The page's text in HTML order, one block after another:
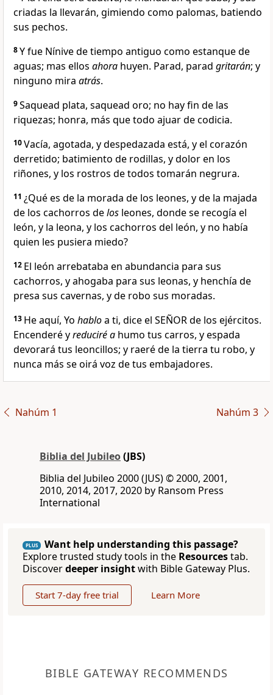
criadas la llevarán, gimiendo como palomas, batiendo
sus pechos.
8Y fue Nínive de tiempo antiguo como estanque de
aguas; mas ellos ahora huyen. Parad, parad gritarán; y
ninguno mira atrás.
9Saquead plata, saquead oro; no hay fin de las
riquezas; honra, más que todo ajuar de codicia.
10Vacía, agotada, y despedazada está, y el corazón
derretido; batimiento de rodillas, y dolor en los
riñones, y los rostros de todos tomarán negrura.
11 ¿Qué es de la morada de los leones, y de la majada
de los cachorros delos leones, donde se recogía el
león, y la leona, y los cachorros del león, y no había
quien les pusiera miedo?
12 El león arrebataba en abundancia para sus
cachorros, y ahogaba para sus leonas, y henchía de
presa sus cavernas, y de robo sus moradas.
13 He aquí, Yo habloa ti, dice el SEÑOR de los ejércitos.
Encenderé yreduciré a humo tus carros, y espada
devorará tus leoncillos; y raeré de la tierra tu robo, y
nunca más se oirá voz de tus embajadores.
Nahúm 1 Nahúm 3
Biblia del Jubileo(JBS)
Biblia del Jubileo 2000 (JUS) © 2000, 2001,
2010, 2014, 2017, 2020 by Ransom Press
International
PLUS
Want help understanding this passage?
Explore trusted study tools in the Resourcestab.
Discoverdeeper insightwith Bible Gateway Plus.
Start 7-day free trial Learn More
BIBLE GATEWAY RECOMMENDS